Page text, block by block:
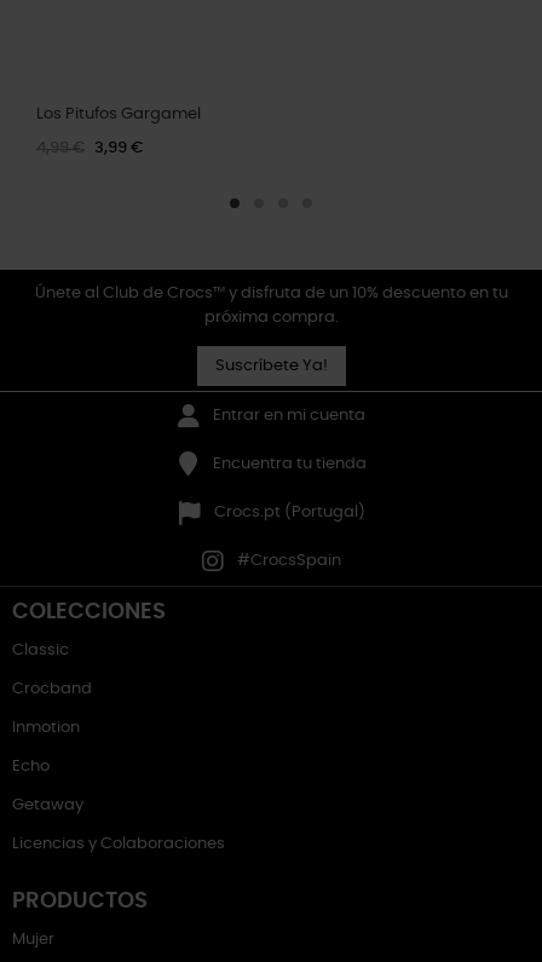
Los Pitufos Gargamel
4,99 € 3,99 €
Únete al Club de Crocs™ y disfruta de un 10% descuento en tu
próxima compra.
Suscríbete Ya!
Entrar en mi cuenta
Encuentra tu tienda
Crocs.pt (Portugal)
#CrocsSpain
COLECCIONES
Classic
Crocband
Inmotion
Echo
Getaway
Licencias y Colaboraciones
PRODUCTOS
Mujer